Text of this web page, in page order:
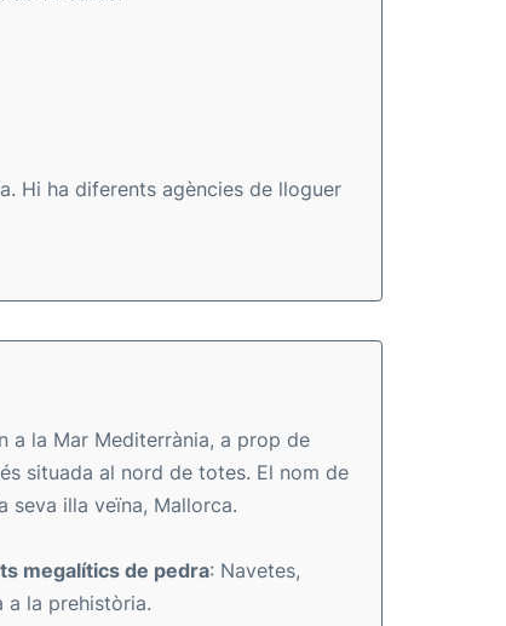
Hi ha diferents agències de lloguer
a la Mar Mediterrània, a prop de
situada al nord de totes. El nom de
seva illa veïna, Mallorca.
megalítics de pedra: Navetes,
a la prehistòria.